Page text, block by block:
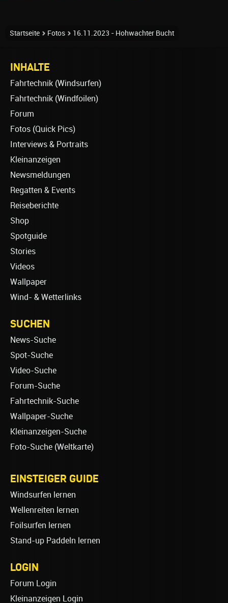
Startseite Fotos 16.11.2023 - Hohwachter Bucht
INHALTE
Fahrtechnik (Windsurfen)
Fahrtechnik (Windfoilen)
Forum
Fotos (Quick Pics)
Interviews & Portraits
Kleinanzeigen
Newsmeldungen
Regatten & Events
Reiseberichte
Shop
Spotguide
Stories
Videos
Wallpaper
Wind- & Wetterlinks
SUCHEN
News-Suche
Spot-Suche
Video-Suche
Forum-Suche
Fahrtechnik-Suche
Wallpaper-Suche
Kleinanzeigen-Suche
Foto-Suche (Weltkarte)
EINSTEIGER GUIDE
Windsurfen lernen
Wellenreiten lernen
Foilsurfen lernen
Stand-up Paddeln lernen
LOGIN
Forum Login
Kleinanzeigen Login